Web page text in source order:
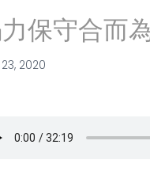
保守合而
2020